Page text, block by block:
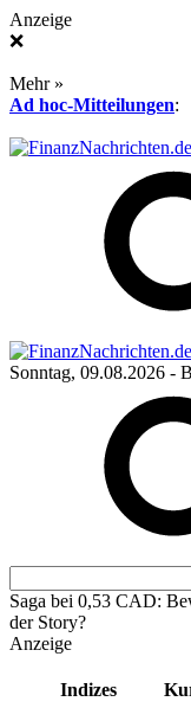
Anzeige
❌
Mehr »
Ad hoc-Mitteilungen:
Sonntag, 09.08.2026 -
Saga bei 0,53 CAD:
der Story?
Anzeige
Indizes